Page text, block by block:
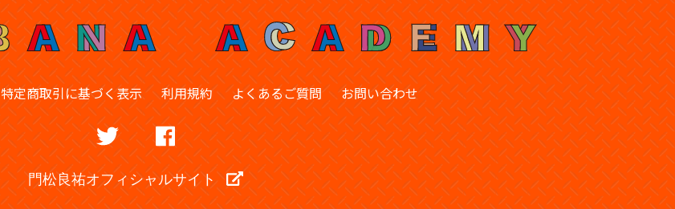
特定商取引に基づく表示 利用規約 よくあるご質問 お問い合わせ
門松良祐オフィシャルサイト